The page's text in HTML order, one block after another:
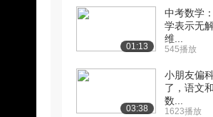
01:13
中考数学
学表示无
维...
545播放
03:38
小朋友偏
了，语文
数...
1623播放